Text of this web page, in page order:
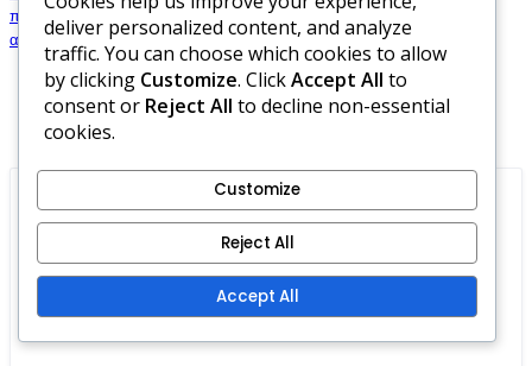
παρακολουθείτε την πρόοδο, Εργαλεία που να χρησιμοποιείτε, Μέγιστη
αξιοποίηση ανταμοιβών
Comments
Your email address will not be published.
Required fields are marked*
deliver personalized content, and analyze
traffic. You can choose which cookies to allow
by clicking Customize. ClickAccept All to
consent or Reject All to decline non-essential
cookies.
Customize
Reject All
Accept All